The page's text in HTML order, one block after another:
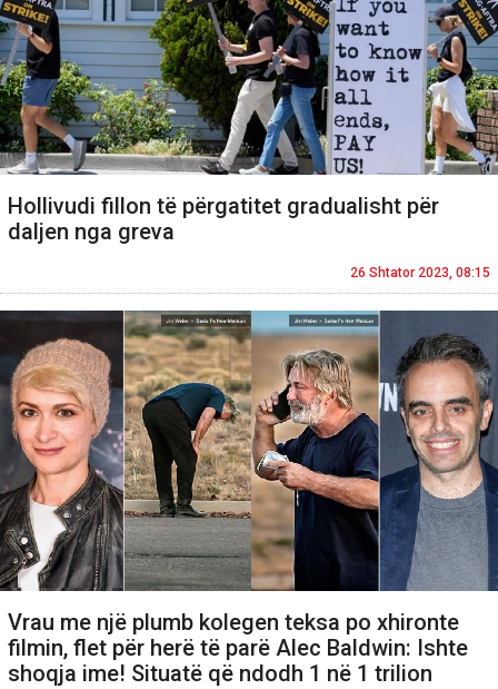
Hollivudi fillon të përgatitet gradualisht për
daljen nga greva
26 Shtator 2023, 08:15
Vrau me një plumb kolegen teksa po xhironte
filmin, flet për herë të parë Alec Baldwin: Ishte
shoqja ime! Situatë që ndodh 1 në 1 trilion